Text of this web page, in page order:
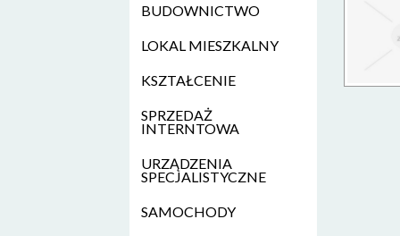
BUDOWNICTWO
LOKAL MIESZKALNY
KSZTAŁCENIE
SPRZEDAŻ
INTERNTOWA
URZĄDZENIA
SPECJALISTYCZNE
SAMOCHODY